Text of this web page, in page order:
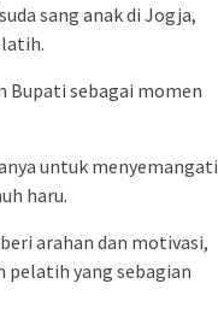
sang anak di Jogja,
Bupati sebagai momen
untuk menyemangati
haru.
arahan dan motivasi,
pelatih yang sebagian